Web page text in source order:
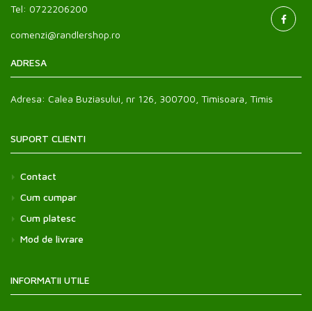
Tel: 0722206200
comenzi@randlershop.ro
ADRESA
Adresa: Calea Buziasului, nr 126, 300700, Timisoara, Timis
SUPORT CLIENTI
Contact
Cum cumpar
Cum platesc
Mod de livrare
INFORMATII UTILE